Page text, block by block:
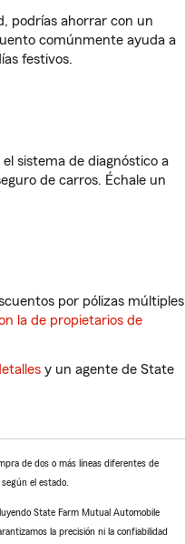
podrías ahorrar con un
comúnmente ayuda a
festivos.
sistema de diagnóstico a
de carros. Échale un
por pólizas múltiples
la de propietarios de
y un agente de State
de dos o más líneas diferentes de
el estado.
State Farm Mutual Automobile
la precisión ni la confiabilidad